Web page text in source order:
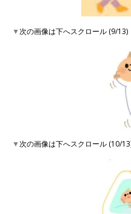
▼次の画像は下へスクロール (9/13)
▼次の画像は下へスクロール (10/